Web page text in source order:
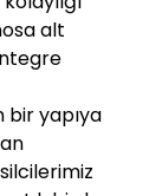
alt
bir yapıya